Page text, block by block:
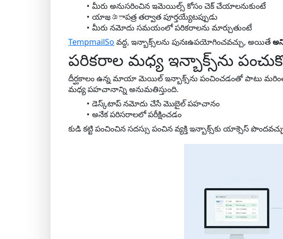
మీరు అనుసరించిన ఇమెయిల్స్ కోసం చెక్ చేయాలనుకుంటే
యాజ্ঞాపత్ర తర్వాత పూర్తయ్యేటప్పుడు
మీరు నమోదు సమయంలో పరికరాలను మార్చుతుంటే
TempmailSo వద్ద, ఇన్బాక్స్‌లను పునఃఉపయోగించవచ్చు, అయితే
పరికరాల మధ్య ఇన్బాక్స్‌ను
దీర్ఘకాలం ఉన్న మాయా మెయిల్ ఇన్బాక్స్‌ను పంచించడంతో పాటు
మధ్య పహచానాన్ని అనుమతిస్తుంది.
డెస్క్‌టాప్ నమోదు చేసే మొబైల్ పహచానం
అనేక పరిసరాలలో పరీక్షించడం
కుడి కట్టి పంచించిన సదస్సు పంచిన వ్యక్తి ఇన్బాక్స్‌కు యాక్సెస్